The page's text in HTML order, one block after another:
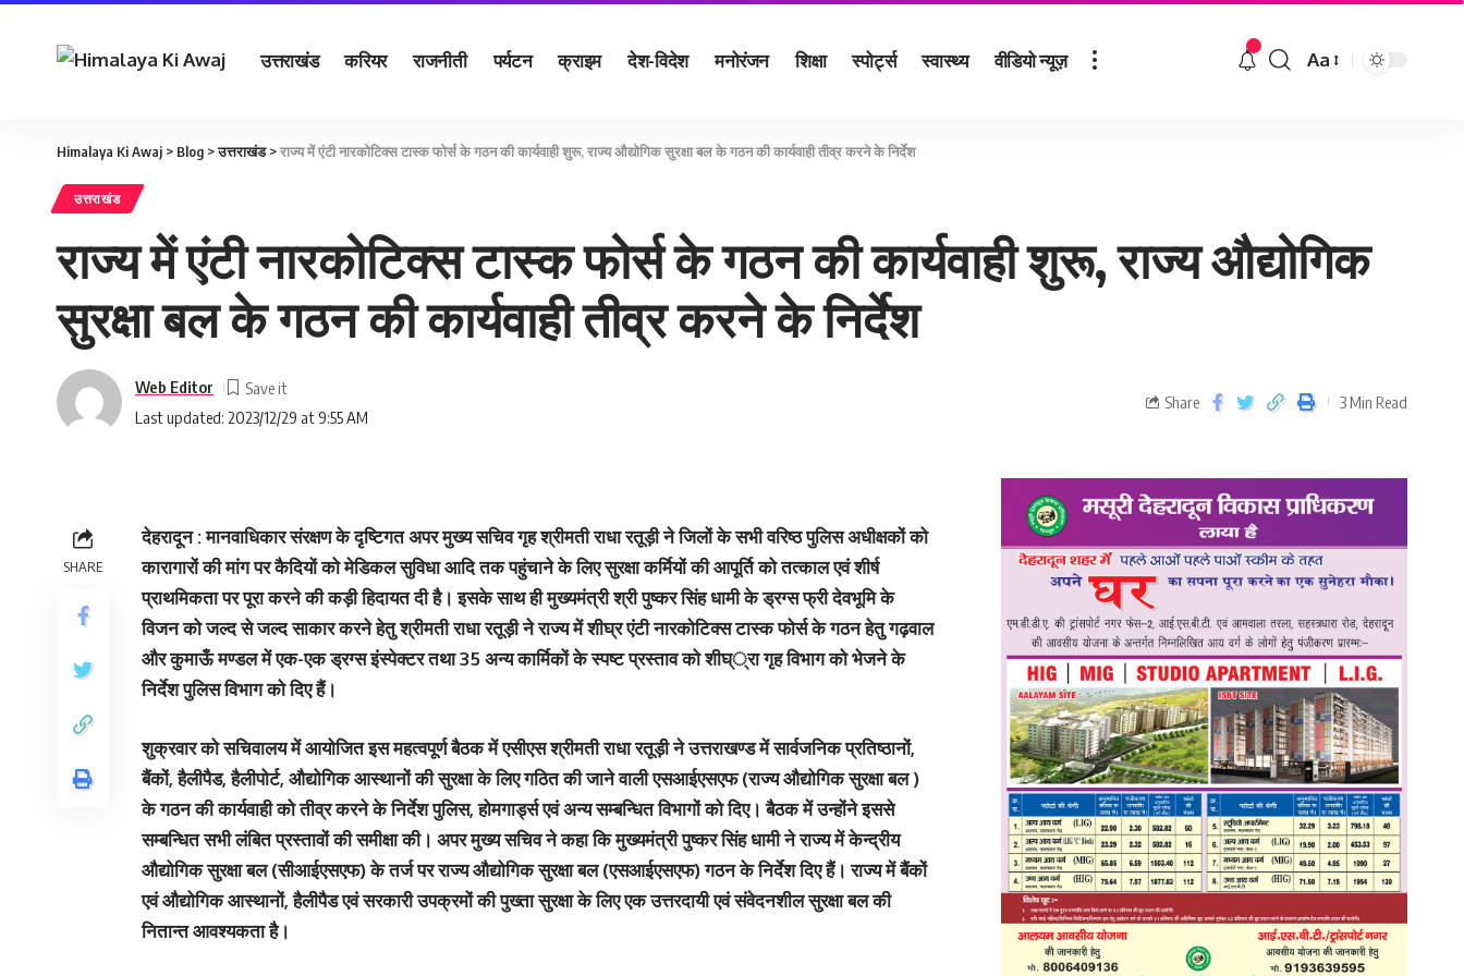
उत्तराखंड करियर राजनीती पर्यटन क्राइम देश-विदेश मनोरंजन शिक्षा स्पोर्ट्स स्वास्थ्य वीडियो न्यूज़ Aa
Himalaya Ki Awaj > Blog >उत्तराखंड>राज्य में एंटी नारकोटिक्स टास्क फोर्स के गठन की कार्यवाही शुरू, राज्य औद्योगिक सुरक्षा बल के गठन की कार्यवाही तीव्र करने के निर्देश
उत्तराखंड
राज्य में एंटी नारकोटिक्स टास्क फोर्स के गठन की कार्यवाही शुरू, राज्य औद्योगिक
सुरक्षा बल के गठन की कार्यवाही तीव्र करने के निर्देश
Last updated: 2023/12/29 at 9:55 AM
Web Editor
Share 3 Min Read
SHARE
देहरादून : मानवाधिकार संरक्षण के दृष्टिगत अपर मुख्य सचिव गृह श्रीमती राधा रतूड़ी ने जिलों के सभी वरिष्ठ पुलिस अधीक्षकों को
कारागारों की मांग पर कैदियों को मेडिकल सुविधा आदि तक पहुंचाने के लिए सुरक्षा कर्मियों की आपूर्ति को तत्काल एवं शीर्ष
प्राथमिकता पर पूरा करने की कड़ी हिदायत दी है। इसके साथ ही मुख्यमंत्री श्री पुष्कर सिंह धामी के ड्रग्स फ्री देवभूमि के
विजन को जल्द से जल्द साकार करने हेतु श्रीमती राधा रतूड़ी ने राज्य में शीघ्र एंटी नारकोटिक्स टास्क फोर्स के गठन हेतु गढ़वाल
और कुमाऊँ मण्डल में एक-एक ड्रग्स इंस्पेक्टर तथा 35 अन्य कार्मिकों के स्पष्ट प्रस्ताव को शीघ््रा गृह विभाग को भेजने के
निर्देश पुलिस विभाग को दिए हैं।
शुक्रवार को सचिवालय में आयोजित इस महत्वपूर्ण बैठक में एसीएस श्रीमती राधा रतूड़ी ने उत्तराखण्ड में सार्वजनिक प्रतिष्ठानों,
बैंकों, हैलीपैड, हैलीपोर्ट, औद्योगिक आस्थानों की सुरक्षा के लिए गठित की जाने वाली एसआईएसएफ (राज्य औद्योगिक सुरक्षा बल )
के गठन की कार्यवाही को तीव्र करने के निर्देश पुलिस, होमगार्ड्स एवं अन्य सम्बन्धित विभागों को दिए। बैठक में उन्होंने इससे
सम्बन्धित सभी लंबित प्रस्तावों की समीक्षा की। अपर मुख्य सचिव ने कहा कि मुख्यमंत्री पुष्कर सिंह धामी ने राज्य में केन्द्रीय
औद्योगिक सुरक्षा बल (सीआईएसएफ) के तर्ज पर राज्य औद्योगिक सुरक्षा बल (एसआईएसएफ) गठन के निर्देश दिए हैं। राज्य में बैंकों
एवं औद्योगिक आस्थानों, हैलीपैड एवं सरकारी उपक्रमों की पुख्ता सुरक्षा के लिए एक उत्तरदायी एवं संवेदनशील सुरक्षा बल की
नितान्त आवश्यकता है।